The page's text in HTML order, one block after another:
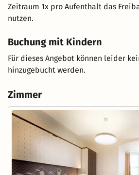
Zeitraum 1x pro Aufenthalt das
nutzen.
Buchung mit Kindern
Für dieses Angebot können leider
hinzugebucht werden.
Zimmer